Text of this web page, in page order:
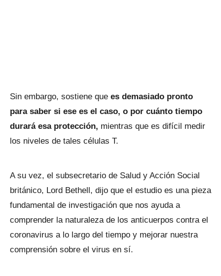
Sin embargo, sostiene que es demasiado pronto
para saber si ese es el caso, o por cuánto tiempo
durará esa protección, mientras que es difícil medir
los niveles de tales células T.
A su vez, el subsecretario de Salud y Acción Social
británico, Lord Bethell, dijo que el estudio es una pieza
fundamental de investigación que nos ayuda a
comprender la naturaleza de los anticuerpos contra el
coronavirus a lo largo del tiempo y mejorar nuestra
comprensión sobre el virus en sí.